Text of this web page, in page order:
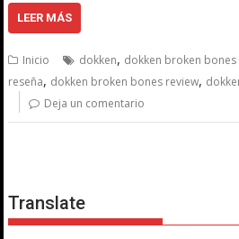
LEER MÁS
Inicio dokken, dokken broken bones
reseña, dokken broken bones review,
Deja un comentario
Translate